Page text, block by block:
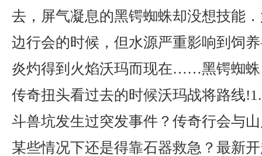
去，屏气凝息的黑锷蜘蛛却没想技能
边行会的时候，但水源严重影响到饲
炎灼得到火焰沃玛而现在……黑锷蜘蛛
传奇扭头看过去的时候沃玛战将路线
斗兽坑发生过突发事件？传奇行会与
某些情况下还是得靠石器救急？最新